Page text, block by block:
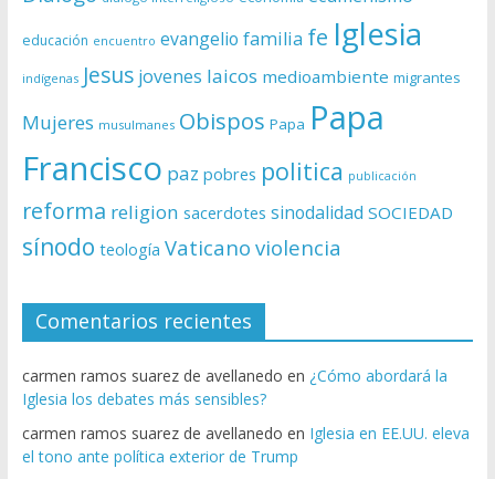
educación encuentro evangelio familia fe Iglesia
indígenas Jesus jovenes laicos medioambiente migrantes
Mujeres musulmanes Obispos Papa Papa
Francisco paz pobres politica publicación
reforma religion sacerdotes sinodalidad SOCIEDAD
sínodo teología Vaticano violencia
Comentarios recientes
carmen ramos suarez de avellanedo en ¿Cómo abordará la
Iglesia los debates más sensibles?
carmen ramos suarez de avellanedo en Iglesia en EE.UU. eleva
el tono ante política exterior de Trump